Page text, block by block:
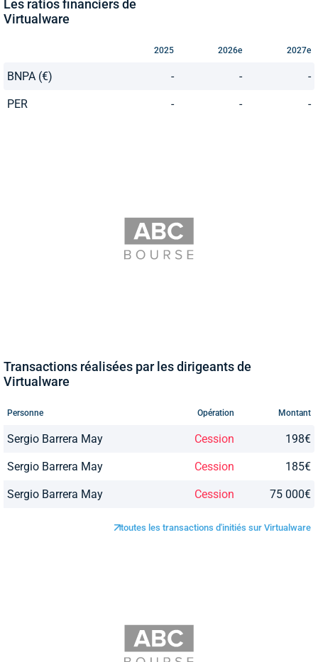
Les ratios financiers de
Virtualware
2025 2026e 2027e
BNPA (€) - - -
PER - - -
Transactions réalisées par les dirigeants de
Virtualware
Personne Opération Montant
Sergio Barrera May Cession 198€
Sergio Barrera May Cession 185€
Sergio Barrera May Cession 75 000€
toutes les transactions d'initiés sur Virtualware